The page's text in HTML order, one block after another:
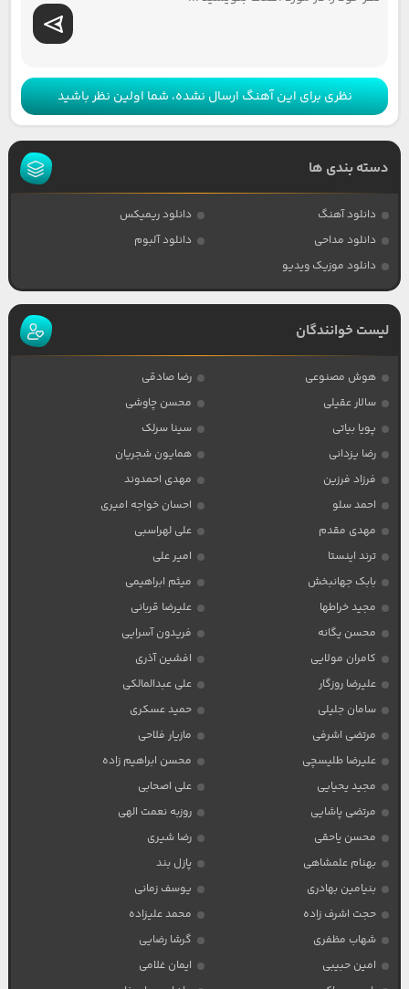
نظری برای این آهنگ ارسال نشده، شما اولین نظر باشید
دسته بندی ها
دانلود آهنگ
دانلود ریمیکس
دانلود مداحی
دانلود آلبوم
دانلود موزیک ویدیو
لیست خوانندگان
هوش مصنوعی
رضا صادقی
سالار عقیلی
محسن چاوشی
پویا بیاتی
سینا سرلک
رضا یزدانی
همایون شجریان
فرزاد فرزین
مهدی احمدوند
احمد سلو
احسان خواجه امیری
مهدی مقدم
علی لهراسبی
ترند اینستا
امیر علی
بابک جهانبخش
میثم ابراهیمی
مجید خراطها
علیرضا قربانی
محسن یگانه
فریدون آسرایی
کامران مولایی
افشین آذری
علیرضا روزگار
علی عبدالمالکی
سامان جلیلی
حمید عسکری
مرتضی اشرفی
مازیار فلاحی
علیرضا طلیسچی
محسن ابراهیم زاده
مجید یحیایی
علی اصحابی
مرتضی پاشایی
روزبه نعمت الهی
محسن یاحقی
رضا شیری
بهنام علمشاهی
پازل بند
بنیامین بهادری
یوسف زمانی
حجت اشرف زاده
محمد علیزاده
شهاب مظفری
گرشا رضایی
امین حبیبی
ایمان غلامی